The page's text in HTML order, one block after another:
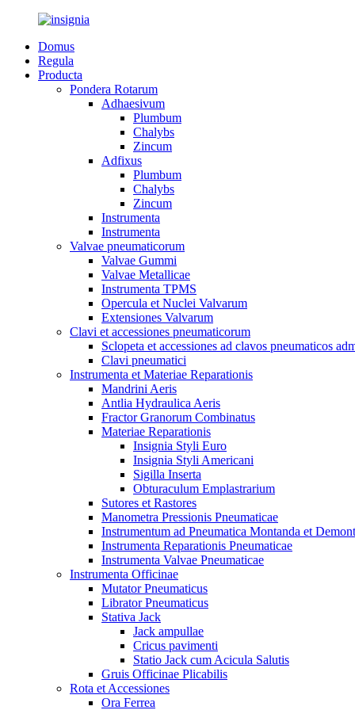
Domus
Regula
Producta
Pondera Rotarum
Adhaesivum
Plumbum
Chalybs
Zincum
Adfixus
Plumbum
Chalybs
Zincum
Instrumenta
Instrumenta
Valvae pneumaticorum
Valvae Gummi
Valvae Metallicae
Instrumenta TPMS
Opercula et Nuclei Valvarum
Extensiones Valvarum
Clavi et accessiones pneumaticorum
Sclopeta et accessiones ad clavos pneumaticos
Clavi pneumatici
Instrumenta et Materiae Reparationis
Mandrini Aeris
Antlia Hydraulica Aeris
Fractor Granorum Combinatus
Materiae Reparationis
Insignia Styli Euro
Insignia Styli Americani
Sigilla Inserta
Obturaculum Emplastrarium
Sutores et Rastores
Manometra Pressionis Pneumaticae
Instrumentum ad Pneumatica Montanda et
Instrumenta Reparationis Pneumaticae
Instrumenta Valvae Pneumaticae
Instrumenta Officinae
Mutator Pneumaticus
Librator Pneumaticus
Stativa Jack
Jack ampullae
Cricus pavimenti
Statio Jack cum Acicula Salutis
Gruis Officinae Plicabilis
Rota et Accessiones
Ora Ferrea